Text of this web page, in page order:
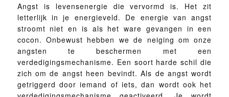
Angst is levensenergie die vervormd is. Het zit
letterlijk in je energieveld. De energie van angst
stroomt niet en is als het ware gevangen in een
cocon. Onbewust hebben we de neiging om onze
angsten te beschermen met een
verdedigingsmechanisme. Een soort harde schil die
zich om de angst heen bevindt. Als de angst wordt
getriggerd door iemand of iets, dan wordt ook het